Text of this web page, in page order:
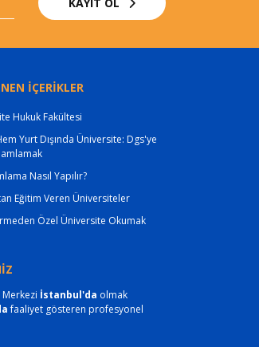
İÇERİKLER
Hukuk Fakültesi
Yurt Dışında Üniversite: Dgs'ye
Nasıl Yapılır?
Eğitim Veren Üniversiteler
Özel Üniversite Okumak
Merkezi İstanbul'da olmak
faaliyet gösteren profesyonel